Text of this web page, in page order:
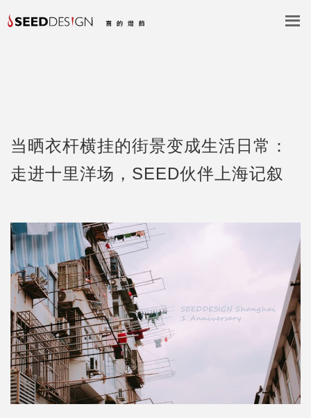
当晒衣杆横挂的街景变成生活日常：
走进十里洋场，SEED伙伴上海记叙